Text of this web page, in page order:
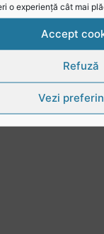
o experiență cât mai
Accept
Refuză
Vezi